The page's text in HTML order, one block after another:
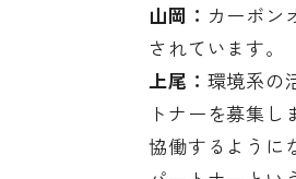
山岡： カーボン
されています。
上尾： 環境系の
トナーを募集
協働するように